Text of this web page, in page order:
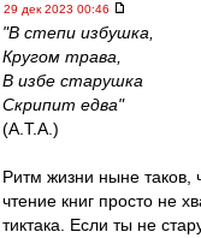
29 дек 2023 00:46
"В степи избушка,
Кругом трава,
В избе старушка
Скрипит едва"
(А.Т.А.)
Ритм жизни ныне таков,
чтение книг просто не
тиктака. Если ты не